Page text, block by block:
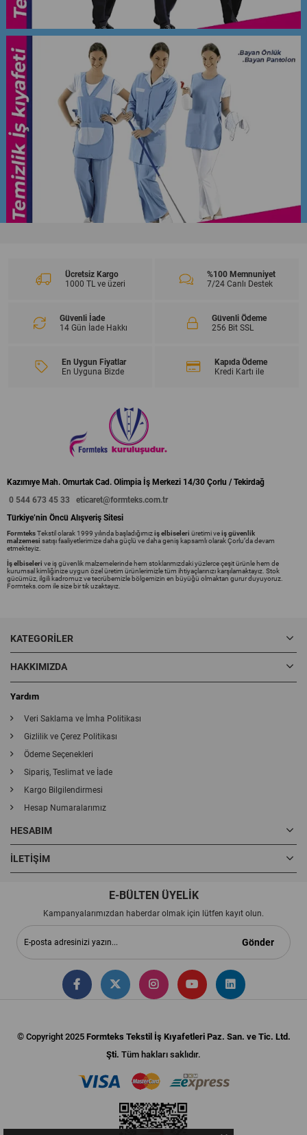
Ücretsiz Kargo
1000 TL ve üzeri
%100 Memnuniyet
7/24 Canlı Destek
Güvenli İade
14 Gün İade Hakkı
Güvenli Ödeme
256 Bit SSL
En Uygun Fiyatlar
En Uyguna Bizde
Kapıda Ödeme
Kredi Kartı ile
Kazımıye Mah. Omurtak Cad. Olimpia İş Merkezi 14/30 Çorlu / Tekirdağ
0 544 673 45 33
eticaret@formteks.com.tr
Türkiye’nin Öncü Alışveriş Sitesi
FormteksTekstil olarak 1999 yılında başladığımıziş elbiseleri üretimi veiş güvenlik
malzemesi satışı faaliyetlerimize daha güçlü ve daha geniş kapsamlı olarak Çorlu’da devam
etmekteyiz.
İş elbiseleri ve iş güvenlik malzemelerinde hem stoklarımızdaki yüzlerce çeşit ürünle hem de
kurumsal kimliğinize uygun özel üretim ürünlerimizle tüm ihtiyaçlarınızı karşılamaktayız. Stok
gücümüz, ilgili kadromuz ve tecrübemizle bölgemizin en büyüğü olmaktan gurur duyuyoruz.
Formteks.com ile size bir tık uzaktayız.
KATEGORILER
HAKKIMIZDA
Yardım
Veri Saklama ve İmha Politikası
Gizlilik ve Çerez Politikası
Ödeme Seçenekleri
Sipariş, Teslimat ve İade
Kargo Bilgilendirmesi
Hesap Numaralarımız
HESABIM
İLETIŞIM
E-BÜLTEN ÜYELİK
Kampanyalarımızdan haberdar olmak için lütfen kayıt olun.
Gönder
© Copyright 2025 Formteks Tekstil İş Kıyafetleri Paz. San. ve Tic. Ltd.
Şti. Tüm hakları saklıdır.